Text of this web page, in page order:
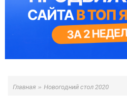
Главная » Новогодний стол 2020